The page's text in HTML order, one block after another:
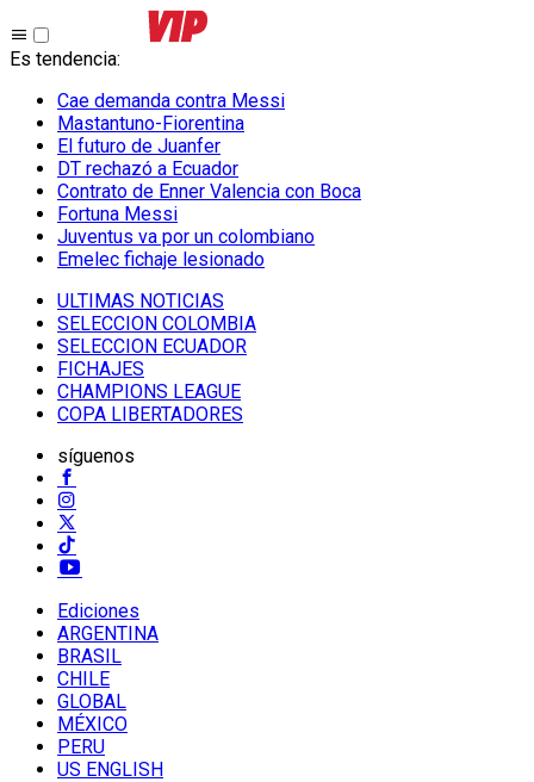
Es tendencia:
Cae demanda contra Messi
Mastantuno-Fiorentina
El futuro de Juanfer
DT rechazó a Ecuador
Contrato de Enner Valencia con Boca
Fortuna Messi
Juventus va por un colombiano
Emelec fichaje lesionado
ULTIMAS NOTICIAS
SELECCION COLOMBIA
SELECCION ECUADOR
FICHAJES
CHAMPIONS LEAGUE
COPA LIBERTADORES
síguenos
Ediciones
ARGENTINA
BRASIL
CHILE
GLOBAL
MÉXICO
PERU
US ENGLISH